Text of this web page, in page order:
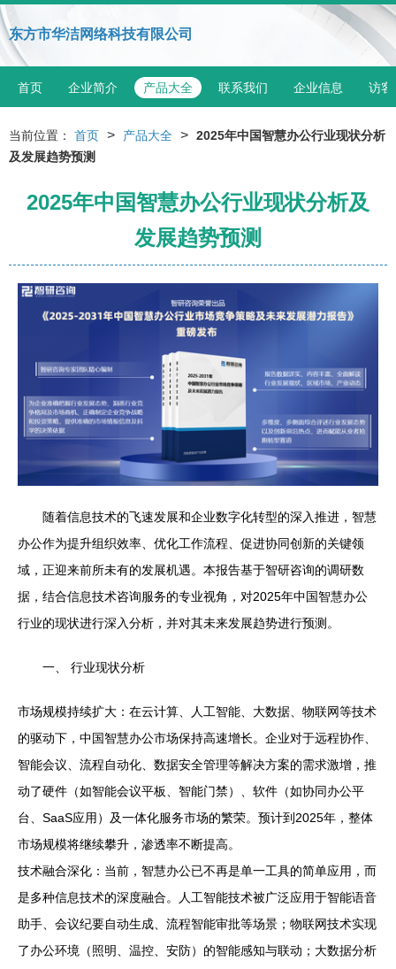
东方市华洁网络科技有限公司
首页 企业简介 产品大全 联系我们 企业信息 访客
当前位置： 首页 > 产品大全 > 2025年中国智慧办公行业现状分析
及发展趋势预测
2025年中国智慧办公行业现状分析及
发展趋势预测
随着信息技术的飞速发展和企业数字化转型的深入推进，智慧
办公作为提升组织效率、优化工作流程、促进协同创新的关键领
域，正迎来前所未有的发展机遇。本报告基于智研咨询的调研数
据，结合信息技术咨询服务的专业视角，对2025年中国智慧办公
行业的现状进行深入分析，并对其未来发展趋势进行预测。
一、 行业现状分析
市场规模持续扩大：在云计算、人工智能、大数据、物联网等技术
的驱动下，中国智慧办公市场保持高速增长。企业对于远程协作、
智能会议、流程自动化、数据安全管理等解决方案的需求激增，推
动了硬件（如智能会议平板、智能门禁）、软件（如协同办公平
台、SaaS应用）及一体化服务市场的繁荣。预计到2025年，整体
市场规模将继续攀升，渗透率不断提高。
技术融合深化：当前，智慧办公已不再是单一工具的简单应用，而
是多种信息技术的深度融合。人工智能技术被广泛应用于智能语音
助手、会议纪要自动生成、流程智能审批等场景；物联网技术实现
了办公环境（照明、温控、安防）的智能感知与联动；大数据分析